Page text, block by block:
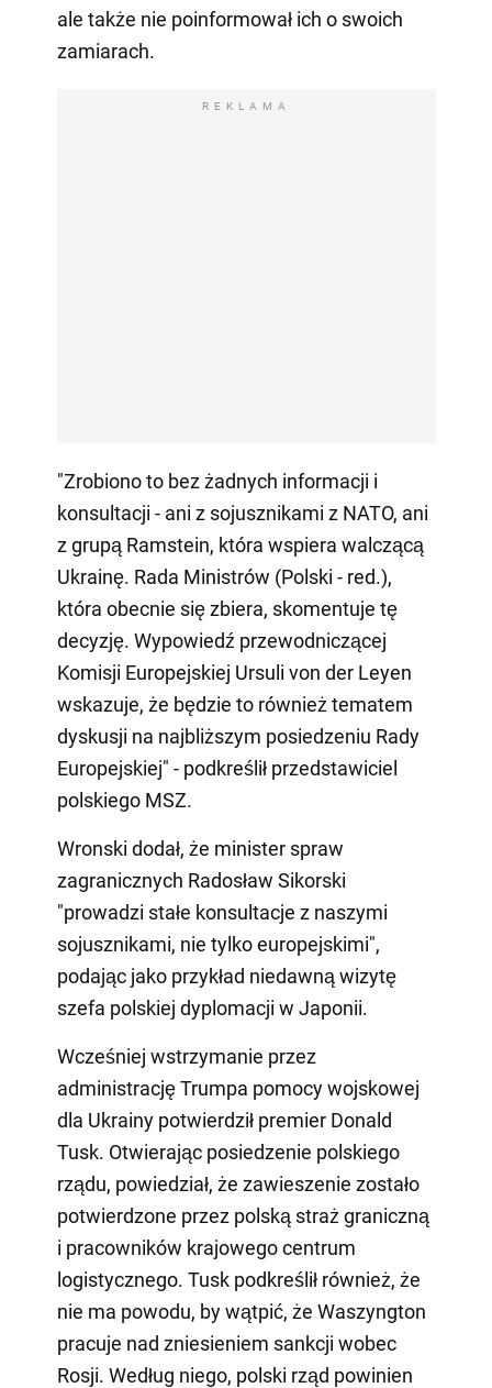
ale także nie poinformował ich o swoich
zamiarach.
REKLAMA
"Zrobiono to bez żadnych informacji i
konsultacji - ani z sojusznikami z NATO, ani
z grupą Ramstein, która wspiera walczącą
Ukrainę. Rada Ministrów (Polski - red.),
która obecnie się zbiera, skomentuje tę
decyzję. Wypowiedź przewodniczącej
Komisji Europejskiej Ursuli von der Leyen
wskazuje, że będzie to również tematem
dyskusji na najbliższym posiedzeniu Rady
Europejskiej" - podkreślił przedstawiciel
polskiego MSZ.
Wronski dodał, że minister spraw
zagranicznych Radosław Sikorski
"prowadzi stałe konsultacje z naszymi
sojusznikami, nie tylko europejskimi",
podając jako przykład niedawną wizytę
szefa polskiej dyplomacji w Japonii.
Wcześniej wstrzymanie przez
administrację Trumpa pomocy wojskowej
dla Ukrainy potwierdził premier Donald
Tusk. Otwierając posiedzenie polskiego
rządu, powiedział, że zawieszenie zostało
potwierdzone przez polską straż graniczną
i pracowników krajowego centrum
logistycznego. Tusk podkreślił również, że
nie ma powodu, by wątpić, że Waszyngton
pracuje nad zniesieniem sankcji wobec
Rosji. Według niego, polski rząd powinien